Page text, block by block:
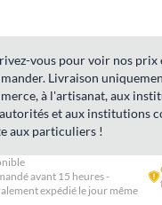
vous pour voir nos prix
Livraison
à l'artisanat, aux
et aux institutions
aux particuliers !
avant 15 heures -
expédié le jour même